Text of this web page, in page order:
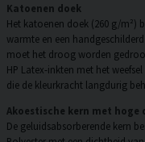
Katoenen doek
Het katoenen doek (260 g/m²)
warmte en een
moet het droog worden
HP Latex-inkten met het
die de kleurkracht langdurig
Akoestische kern met
De geluidsabsorberende kern